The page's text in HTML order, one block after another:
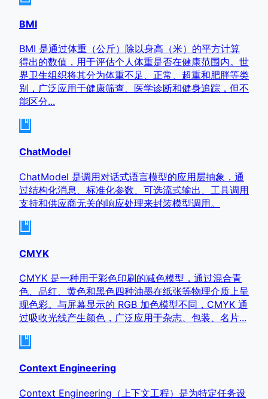
BMI
BMI 是通过体重（公斤）除以身高（米）的平方计算
得出的数值，用于评估个人体重是否在健康范围内。世
界卫生组织将其分为体重不足、正常、超重和肥胖等类
别，广泛应用于健康筛查、医学诊断和健身追踪，但不
能区分...
ChatModel
ChatModel 是调用对话式语言模型的应用层抽象，通
过结构化消息、标准化参数、可选流式输出、工具调用
支持和供应商无关的响应处理来封装模型调用。
CMYK
CMYK 是一种用于彩色印刷的减色模型，通过混合青
色、品红、黄色和黑色四种油墨在纸张等物理介质上呈
现色彩。与屏幕显示的 RGB 加色模型不同，CMYK 通
过吸收光线产生颜色，广泛应用于杂志、包装、名片...
Context Engineering
Context Engineering（上下文工程）是为特定任务设